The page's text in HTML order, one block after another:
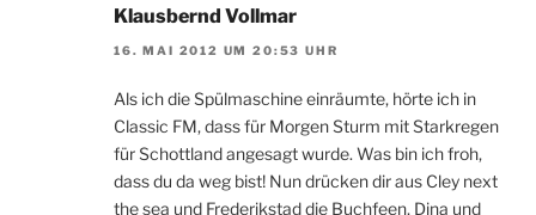
Klausbernd Vollmar
16. MAI 2012 UM 20:53 UHR
Als ich die Spülmaschine einräumte, hörte ich in
Classic FM, dass für Morgen Sturm mit Starkregen
für Schottland angesagt wurde. Was bin ich froh,
dass du da weg bist! Nun drücken dir aus Cley next
the sea und Frederikstad die Buchfeen, Dina und